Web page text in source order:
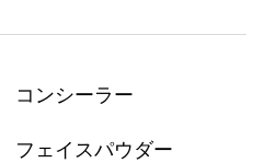
コンシーラー
フェイスパウダー